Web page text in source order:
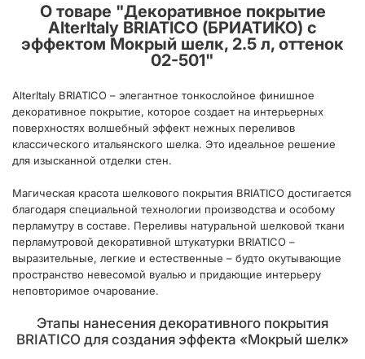
О товаре "Декоративное покрытие
AlterItaly BRIATICO (БРИАТИКО) с
эффектом Мокрый шелк, 2.5 л, оттенок
02-501"
AlterItaly BRIATICO – элегантное тонкослойное финишное
декоративное покрытие, которое создает на интерьерных
поверхностях волшебный эффект нежных переливов
классического итальянского шелка. Это идеальное решение
для изысканной отделки стен.
Магическая красота шелкового покрытия BRIATICO достигается
благодаря специальной технологии производства и особому
перламутру в составе. Переливы натуральной шелковой ткани
перламутровой декоративной штукатурки BRIATICO –
выразительные, легкие и естественные – будто окутывающие
пространство невесомой вуалью и придающие интерьеру
неповторимое очарование.
Этапы нанесения декоративного покрытия
BRIATICO для создания эффекта «Мокрый шелк»